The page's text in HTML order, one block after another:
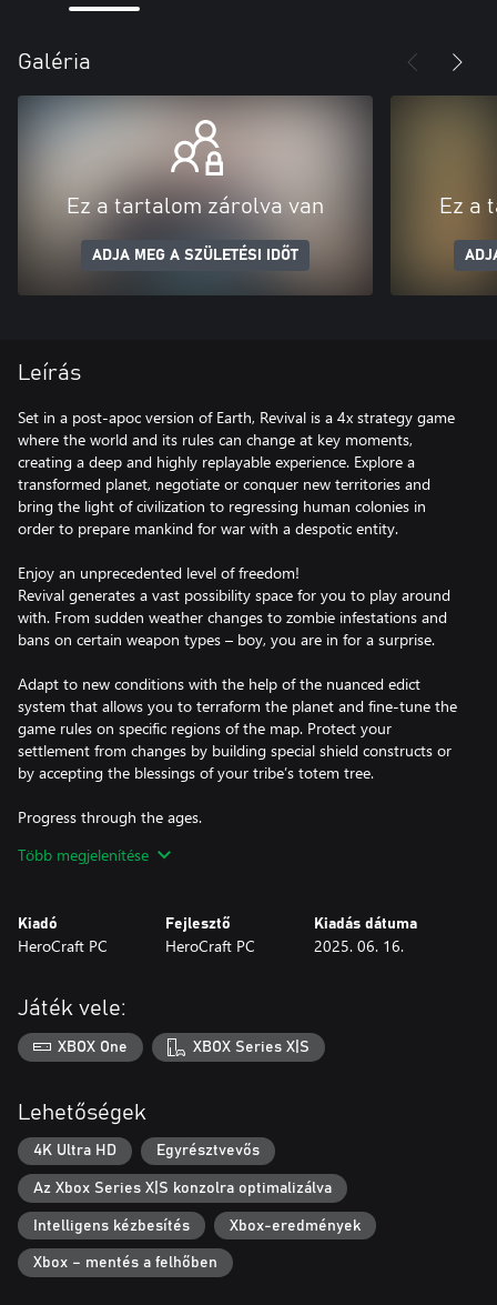
Galéria
Ez a tartalom zárolva van
ADJA MEG A SZÜLETÉSI IDŐT
Ez a
Leírás
Set in a post-apoc version of Earth, Revival is a 4x strategy game
where the world and its rules can change at key moments,
creating a deep and highly replayable experience. Explore a
transformed planet, negotiate or conquer new territories and
bring the light of civilization to regressing human colonies in
order to prepare mankind for war with a despotic entity.
Enjoy an unprecedented level of freedom!
Revival generates a vast possibility space for you to play around
with. From sudden weather changes to zombie infestations and
bans on certain weapon types – boy, you are in for a surprise.
​Adapt to new conditions with the help of the nuanced edict
system that allows you to terraform the planet and fine-tune the
game rules on specific regions of the map. Protect your
settlement from changes by building special shield constructs or
by accepting the blessings of your tribe’s totem tree.
Progress through the ages.
mankind have unique traits and bonuses that affect your
way to futuristic settlements and breakthrough technology.
Command an army that is suited to your play style by gearing up
troops with a variety of components, which can also be crafted.
Adapt your tactics in intense turn-based battles by mixing and
matching different parts, as well as smartly using destructible
Explore Earth after a devastating cataclysm!
Revival takes place on our own home planet whose landscape
and climate have been dramatically transformed. Discover pre-
cataclysm artifacts and anomalies with unexpected behaviors.
Face off against wild beasts that have evolved to survive in these
conditions, as well as fearsome mechanical automatons that
roam the lands.
Több megjelenítése
Kiadó
HeroCraft PC
Fejlesztő
HeroCraft PC
Kiadás dátuma
2025. 06. 16.
Játék vele:
XBOX One XBOX Series X|S
Lehetőségek
4K Ultra HD Egyrésztvevős
Az Xbox Series X|S konzolra optimalizálva
Intelligens kézbesítés Xbox-eredmények
Xbox – mentés a felhőben